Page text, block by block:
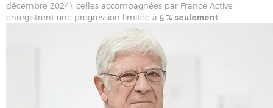
décembre 2024), celles accompagnées par France Active
enregistrent une progression limitée à 5 % seulement.